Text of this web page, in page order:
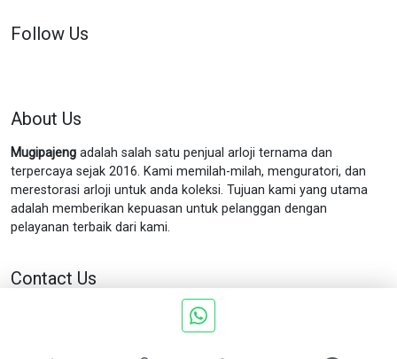
Follow Us
About Us
Mugipajeng adalah salah satu penjual arloji ternama dan
terpercaya sejak 2016. Kami memilah-milah, menguratori, dan
merestorasi arloji untuk anda koleksi. Tujuan kami yang utama
adalah memberikan kepuasan untuk pelanggan dengan
pelayanan terbaik dari kami.
Contact Us
Jln. Munggur no.11 Gondokusuman Yogyakarta.